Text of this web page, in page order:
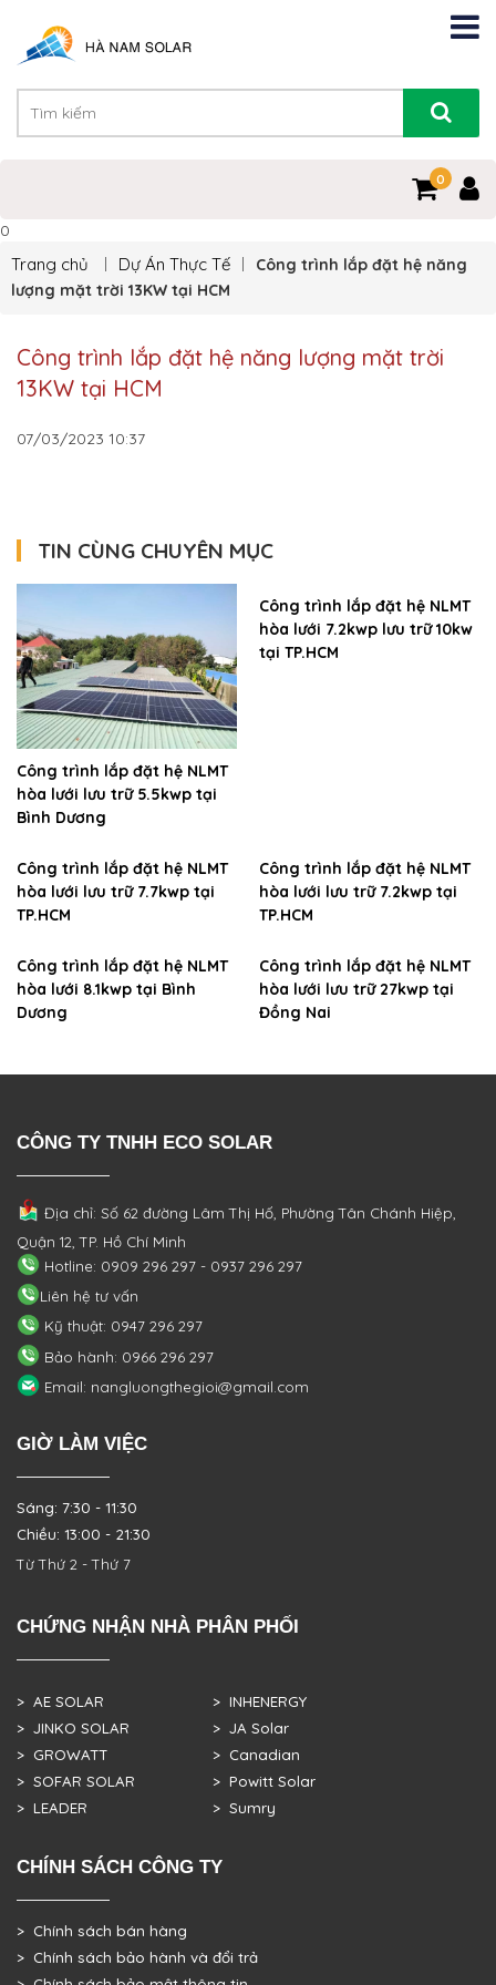
0
0
Trang chủ Dự Án Thực Tế
Công trình lắp đặt hệ năng
lượng mặt trời 13KW tại HCM
Công trình lắp đặt hệ năng lượng mặt trời
13KW tại HCM
07/03/2023 10:37
TIN CÙNG CHUYÊN MỤC
Công trình lắp đặt hệ NLMT
hòa lưới lưu trữ 5.5kwp tại
Bình Dương
Công trình lắp đặt hệ NLMT
hòa lưới 7.2kwp lưu trữ 10kw
tại TP.HCM
Công trình lắp đặt hệ NLMT
hòa lưới lưu trữ 7.7kwp tại
TP.HCM
Công trình lắp đặt hệ NLMT
hòa lưới lưu trữ 7.2kwp tại
TP.HCM
Công trình lắp đặt hệ NLMT
hòa lưới 8.1kwp tại Bình
Dương
Công trình lắp đặt hệ NLMT
hòa lưới lưu trữ 27kwp tại
Đồng Nai
CÔNG TY TNHH ECO SOLAR
Địa chỉ: Số 62 đường Lâm Thị Hố, PhườngTân Chánh Hiệp,
Quận 12, TP. Hồ Chí Minh
Hotline: 0909 296 297 - 0937 296 297
Liên hệ tư vấn
Kỹ thuật: 0947 296 297
Bảo hành: 0966 296 297
Email: nangluongthegioi@gmail.com
GIỜ LÀM VIỆC
Sáng: 7:30 - 11:30
Chiều: 13:00 - 21:30
Từ Thứ 2 - Thứ 7
CHỨNG NHẬN NHÀ PHÂN PHỐI
> AE SOLAR
> JINKO SOLAR
> GROWATT
> SOFAR SOLAR
> LEADER
> INHENERGY
> JA Solar
> Canadian
> Powitt Solar
> Sumry
CHÍNH SÁCH CÔNG TY
> Chính sách bán hàng
> Chính sách bảo hành và đổi trả